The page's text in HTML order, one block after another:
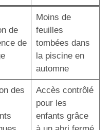
de
de
Moins de
feuilles
tombées dans
la piscine en
automne
des
Accès contrôlé
pour les
enfants grâce